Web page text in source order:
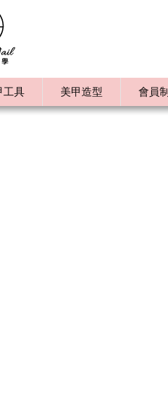
工具 美甲造型 會員